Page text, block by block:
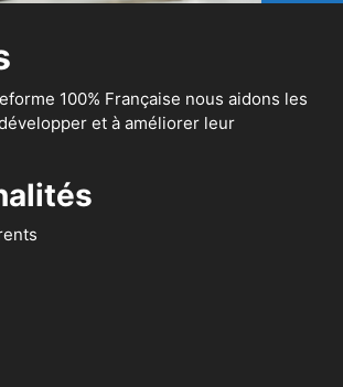
100% Française nous aidons les
et à améliorer leur